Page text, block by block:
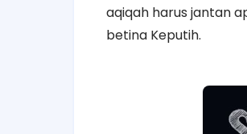
aqiqah harus jantan
betina Keputih.